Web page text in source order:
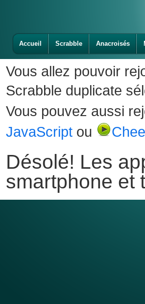
Accueil Scrabble Anacroisés
Vous allez pouvoir
Scrabble duplicate
Vous pouvez aussi
JavaScript ou
Désolé! Les
smartphone et